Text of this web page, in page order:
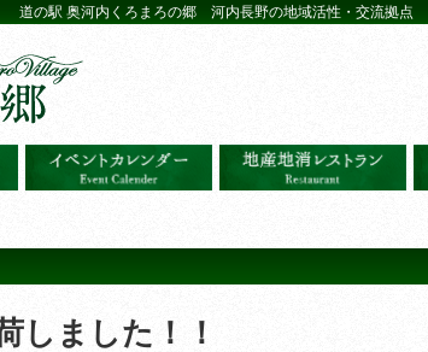
道の駅 奥河内くろまろの郷 河内長野の地域活性・交流拠点
しました！！